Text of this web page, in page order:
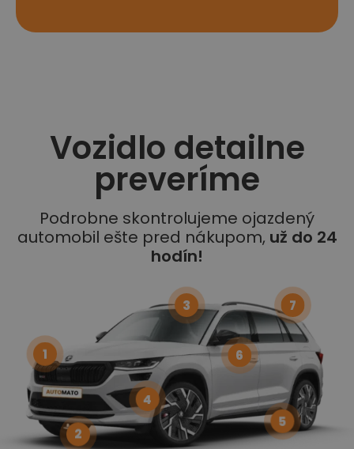
Vozidlo detailne
preveríme
Podrobne skontrolujeme ojazdený
automobil ešte pred nákupom, už do 24
hodín!
1
2
3
4
5
6
7